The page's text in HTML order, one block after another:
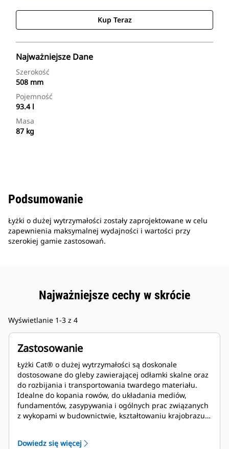
Kup Teraz
Najważniejsze Dane
Szerokość
508 mm
Pojemność
93.4 l
Masa
87 kg
Podsumowanie
Łyżki o dużej wytrzymałości zostały zaprojektowane w celu
zapewnienia maksymalnej wydajności i wartości przy
szerokiej gamie zastosowań.
Najważniejsze cechy w skrócie
Wyświetlanie 1-3 z 4
Zastosowanie
Łyżki Cat® o dużej wytrzymałości są doskonale
dostosowane do gleby zawierającej odłamki skalne oraz
do rozbijania i transportowania twardego materiału.
Idealne do kopania rowów, do układania mediów,
fundamentów, zasypywania i ogólnych prac związanych
z wykopami w budownictwie, kształtowaniu krajobrazu i
Dowiedz się więcej